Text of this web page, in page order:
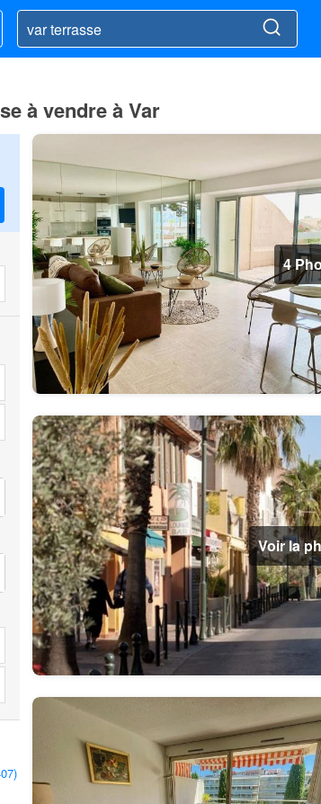
à vendre à Var
4
Voir la